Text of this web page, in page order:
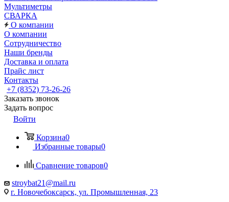
Мультиметры
СВАРКА
О компании
О компании
Сотрудничество
Наши бренды
Доставка и оплата
Прайс лист
Контакты
+7 (8352) 73-26-26
Заказать звонок
Задать вопрос
Войти
Корзина0
Избранные товары0
Сравнение товаров0
stroybat21@mail.ru
г. Новочебоксарск, ул. Промышленная, 23